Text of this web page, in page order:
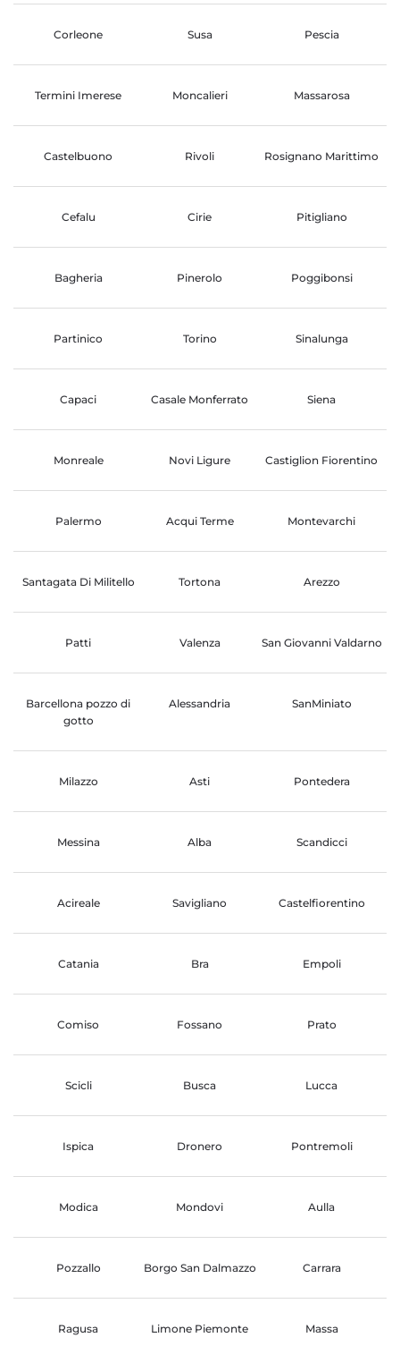
Corleone Susa Pescia
Termini Imerese Moncalieri Massarosa
Castelbuono Rivoli Rosignano Marittimo
Cefalu Cirie Pitigliano
Bagheria Pinerolo Poggibonsi
Partinico Torino Sinalunga
Capaci Casale Monferrato Siena
Monreale Novi Ligure Castiglion Fiorentino
Palermo Acqui Terme Montevarchi
Santagata Di Militello Tortona Arezzo
Patti Valenza San Giovanni Valdarno
Barcellona pozzo di
gotto
Alessandria SanMiniato
Milazzo Asti Pontedera
Messina Alba Scandicci
Acireale Savigliano Castelfiorentino
Catania Bra Empoli
Comiso Fossano Prato
Scicli Busca Lucca
Ispica Dronero Pontremoli
Modica Mondovi Aulla
Pozzallo Borgo San Dalmazzo Carrara
Ragusa Limone Piemonte Massa